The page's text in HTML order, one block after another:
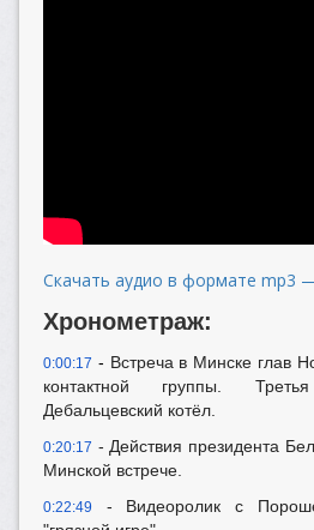
Скачать аудио в формате mp3
Хронометраж:
0:00:17 - Встреча в Минске глав
контактной группы.
Дебальцевский котёл.
0:20:17 - Действия президента
Минской встрече.
0:22:49
- Видеоролик с